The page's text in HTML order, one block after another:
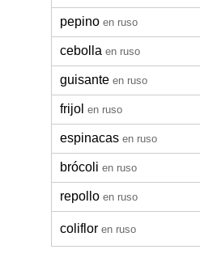
pepino en ruso
cebolla en ruso
guisante en ruso
frijol en ruso
espinacas en ruso
brócoli en ruso
repollo en ruso
coliflor en ruso